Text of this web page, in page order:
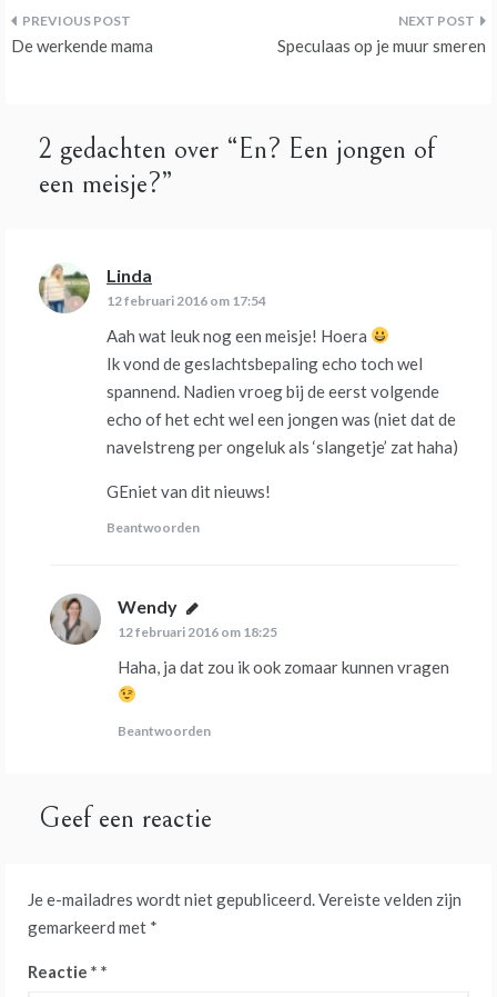
Bericht
De werkende mama Speculaas op je muur smeren
2 gedachten over “En? Een jongen of
een meisje?”
Linda
12 februari 2016 om 17:54
Aah wat leuk nog een meisje! Hoera
Ik vond de geslachtsbepaling echo toch wel
spannend. Nadien vroeg bij de eerst volgende
echo of het echt wel een jongen was (niet dat de
navelstreng per ongeluk als ‘slangetje’ zat haha)
GEniet van dit nieuws!
Beantwoorden
Wendy schreef:
12 februari 2016 om 18:25
Haha, ja dat zou ik ook zomaar kunnen vragen
Beantwoorden
Geef een reactie
Je e-mailadres wordt niet gepubliceerd. Vereiste velden zijn
gemarkeerd met *
Reactie *